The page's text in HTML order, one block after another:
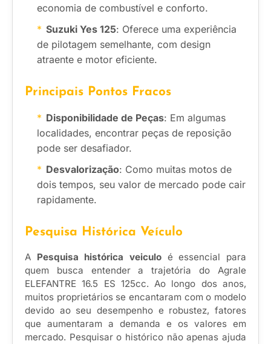
economia de combustível e conforto.
Suzuki Yes 125: Oferece uma experiência
de pilotagem semelhante, com design
atraente e motor eficiente.
Principais Pontos Fracos
Disponibilidade de Peças: Em algumas
localidades, encontrar peças de reposição
pode ser desafiador.
Desvalorização: Como muitas motos de
dois tempos, seu valor de mercado pode cair
rapidamente.
Pesquisa Histórica Veículo
A Pesquisa histórica veiculo é essencial para
quem busca entender a trajetória do Agrale
ELEFANTRE 16.5 ES 125cc. Ao longo dos anos,
muitos proprietários se encantaram com o modelo
devido ao seu desempenho e robustez, fatores
que aumentaram a demanda e os valores em
mercado. Pesquisar o histórico não apenas ajuda